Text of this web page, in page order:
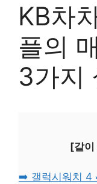
KB차
플의
3가지
[같이
➡️ 갤럭시워치 4